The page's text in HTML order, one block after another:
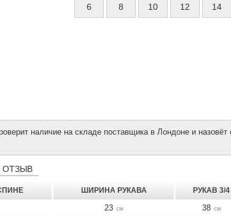
6 8 10 12 14
наличие на складе поставщика в Лондоне и
ОТЗЫВ
ШИРИНА РУКАВА РУКАВ 3/4
23 см 38 см